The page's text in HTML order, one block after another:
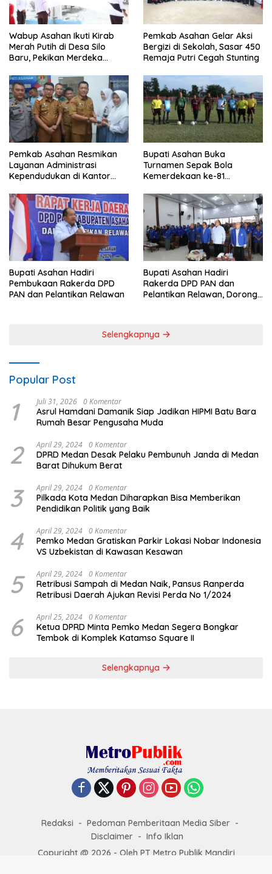
Wabup Asahan Ikuti Kirab
Merah Putih di Desa Silo
Baru, Pekikan Merdeka
Pemkab Asahan Gelar Aksi
Bergizi di Sekolah, Sasar 450
Remaja Putri Cegah Stunting
Pemkab Asahan Resmikan
Layanan Administrasi
Kependudukan di Kantor
Bupati Asahan Buka
Turnamen Sepak Bola
Kemerdekaan ke-81
0208/Asahan
Bupati Asahan Hadiri
Pembukaan Rakerda DPD
PAN dan Pelantikan Relawan
Bupati Asahan Hadiri
Rakerda DPD PAN dan
Pelantikan Relawan, Dorong
Selengkapnya
Popular Post
1 Juli 31, 2026 0 Komentar
Asrul Hamdani Damanik Siap Jadikan HIPMI Batu Bara
Rumah Besar Pengusaha Muda
2 April 29, 2024 0 Komentar
DPRD Medan Desak Pelaku Pembunuh Janda di Medan
Barat Dihukum Berat
3 April 29, 2024 0 Komentar
Pilkada Kota Medan Diharapkan Bisa Memberikan
Pendidikan Politik yang Baik
4 April 29, 2024 0 Komentar
Pemko Medan Gratiskan Parkir Lokasi Nobar Indonesia
VS Uzbekistan di Kawasan Kesawan
5 April 29, 2024 0 Komentar
Retribusi Sampah di Medan Naik, Pansus Ranperda
Retribusi Daerah Ajukan Revisi Perda No 1/2024
6 April 25, 2024 0 Komentar
Ketua DPRD Minta Pemko Medan Segera Bongkar
Tembok di Komplek Katamso Square II
Selengkapnya
Redaksi
Pedoman Pemberitaan Media Siber
Disclaimer
Info Iklan
Copyright @ 2026 - Oleh PT Metro Publik Mandiri